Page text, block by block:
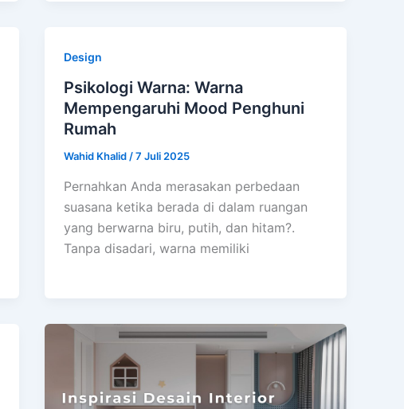
Design
Psikologi Warna: Warna
Mempengaruhi Mood Penghuni
Rumah
Wahid Khalid /7 Juli 2025
Pernahkan Anda merasakan perbedaan
suasana ketika berada di dalam ruangan
yang berwarna biru, putih, dan hitam?.
Tanpa disadari, warna memiliki